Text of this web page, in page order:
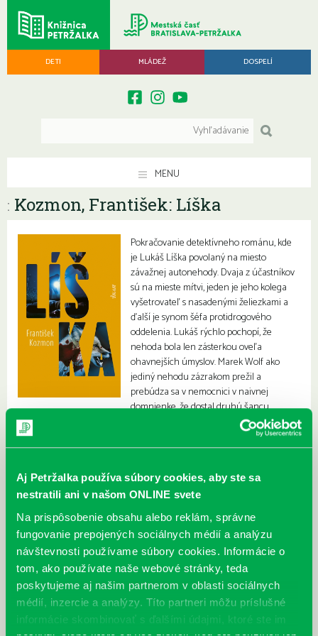
Aj Petržalka používa súbory cookies, aby ste sa
nestratili ani v našom ONLINE svete
Na prispôsobenie obsahu alebo reklám, správne
fungovanie prepojených sociálnych médií a analýzu
návštevnosti používame súbory cookies. Informácie o
tom, ako používate naše webové stránky, teda
poskytujeme aj našim partnerom v oblasti sociálnych
médií, inzercie a analýzy. Títo partneri môžu príslušné
informácie skombinovať s ďalšími údajmi, ktoré ste im
DETI MLÁDEŽ DOSPELÍ
MENU
: Kozmon, František: Líška
Pokračovanie detektívneho románu, kde
je Lukáš Líška povolaný na miesto
závažnej autonehody. Dvaja z účastníkov
sú na mieste mŕtvi, jeden je jeho kolega
vyšetrovateľ s nasadenými želiezkami a
ďalší je synom šéfa protidrogového
oddelenia. Lukáš rýchlo pochopí, že
nehoda bola len zásterkou oveľa
ohavnejších úmyslov. Marek Wolf ako
jediný nehodu zázrakom prežil a
prebúdza sa v nemocnici v naivnej
domnienke, že dostal druhú šancu.